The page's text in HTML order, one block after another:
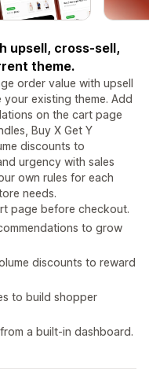
upsell, cross-sell,
theme.
order value with upsell
existing theme. Add
on the cart page
Buy X Get Y
discounts to
urgency with sales
own rules for each
needs.
page before checkout.
to grow
discounts to reward
to build shopper
a built-in dashboard.